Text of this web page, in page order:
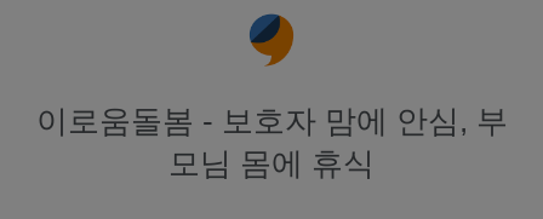
이로움돌봄 - 보호자 맘에 안심, 부
모님 몸에 휴식